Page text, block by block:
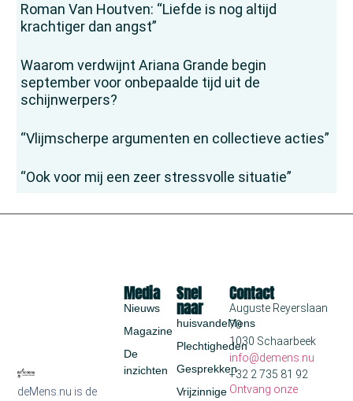
Roman Van Houtven: “Liefde is nog altijd
krachtiger dan angst”
Waarom verdwijnt Ariana Grande begin
september voor onbepaalde tijd uit de
schijnwerpers?
“Vlijmscherpe argumenten en collectieve acties”
“Ook voor mij een zeer stressvolle situatie”
deMens.nu is de
Snel
naar
huisvandeMens
Plechtigheden
Gesprekken
Vrijzinnige
Media
Nieuws
Magazine
De
inzichten
Contact
Auguste Reyerslaan
70
1030 Schaarbeek
info@demens.nu
+32 2 735 81 92
Ontvang onze